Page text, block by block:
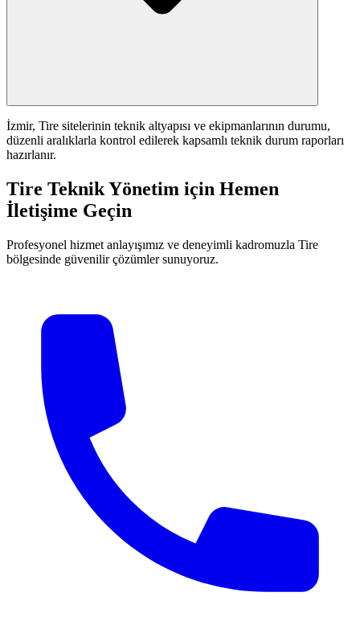
İzmir, Tire sitelerinin teknik altyapısı ve ekipmanlarının durumu,
düzenli aralıklarla kontrol edilerek kapsamlı teknik durum raporları
hazırlanır.
Tire Teknik Yönetim için Hemen
İletişime Geçin
Profesyonel hizmet anlayışımız ve deneyimli kadromuzla Tire
bölgesinde güvenilir çözümler sunuyoruz.